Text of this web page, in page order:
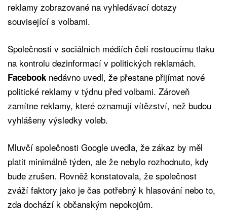
reklamy zobrazované na vyhledávací dotazy
související s volbami.
Společnosti v sociálních médiích čelí rostoucímu tlaku
na kontrolu dezinformací v politických reklamách.
Facebook nedávno uvedl, že přestane přijímat nové
politické reklamy v týdnu před volbami. Zároveň
zamítne reklamy, které oznamují vítězství, než budou
vyhlášeny výsledky voleb.
Mluvčí společnosti Google uvedla, že zákaz by měl
platit minimálně týden, ale že nebylo rozhodnuto, kdy
bude zrušen. Rovněž konstatovala, že společnost
zváží faktory jako je čas potřebný k hlasování nebo to,
zda dochází k občanským nepokojům.